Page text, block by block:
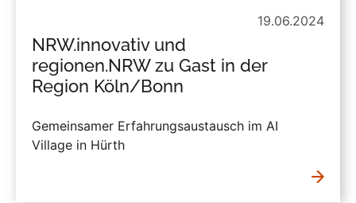
19.06.2024
NRW.innovativ und
regionen.NRW zu Gast in der
Region Köln/Bonn
Gemeinsamer Erfahrungsaustausch im AI
Village in Hürth